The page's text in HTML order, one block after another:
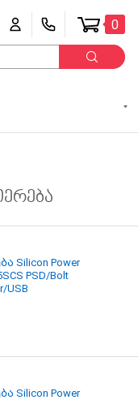
0
Silicon Power
PSD/Bolt
USB
Silicon Power